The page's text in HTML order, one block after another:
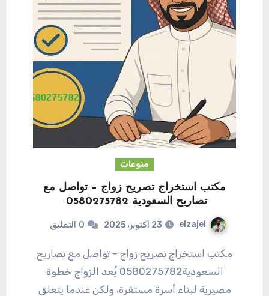
منوعات
مكتب استخراج تصريح زواج – تواصل مع
تصاريح السعودية‎0580275782 ‎‏ ‏
elzajel 23 أكتوبر، 2025 0 التعليق
مكتب استخراج تصريح زواج – تواصل مع تصاريح
السعودية0580275782 يُعد الزواج خطوة
مصيرية لبناء أسرة مستقرة، ولكن عندما يتعلق